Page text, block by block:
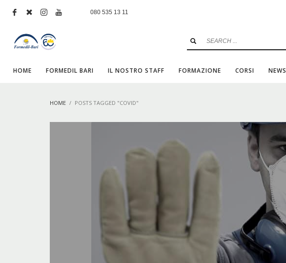
080 535 13 11
HOME FORMEDIL BARI IL NOSTRO STAFF FORMAZIONE CORSI NEWS
HOME POSTS TAGGED "COVID"